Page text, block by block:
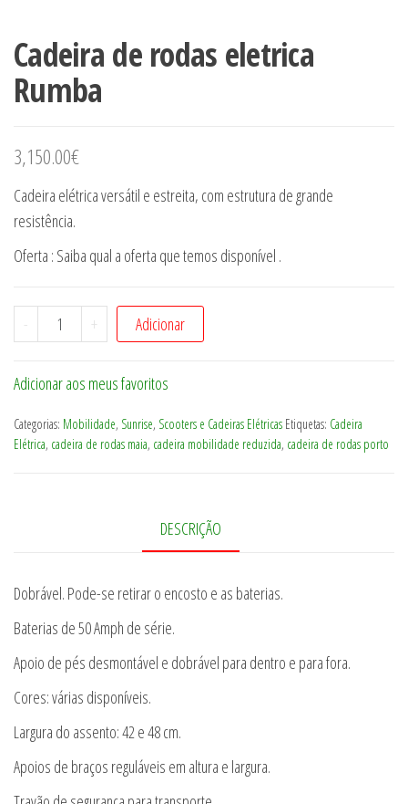
Cadeira de rodas eletrica
Rumba
3,150.00€
Cadeira elétrica versátil e estreita, com estrutura de grande
resistência.
Oferta : Saiba qual a oferta que temos disponível .
-
Quantidade
de
de
rodas
eletrica
+ Adicionar
Adicionar aos meus favoritos
Categorias: Mobilidade, Sunrise, Scooters e Cadeiras Elétricas Etiquetas: Cadeira
Elétrica, cadeira de rodas maia, cadeira mobilidade reduzida, cadeira de rodas porto
DESCRIÇÃO
Dobrável. Pode-se retirar o encosto e as baterias.
Baterias de 50 Amph de série.
Apoio de pés desmontável e dobrável para dentro e para fora.
Cores: várias disponíveis.
Largura do assento: 42 e 48 cm.
Apoios de braços reguláveis em altura e largura.